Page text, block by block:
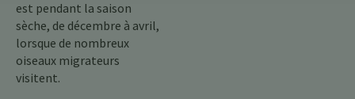
est pendant la saison
sèche, de décembre à avril,
lorsque de nombreux
oiseaux migrateurs
visitent.